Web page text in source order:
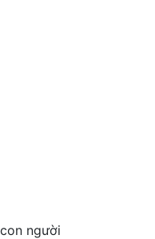
người